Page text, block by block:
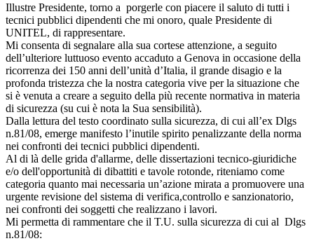
Illustre Presidente, torno a porgerle con piacere il saluto di tutti i
tecnici pubblici dipendenti che mi onoro, quale Presidente di
UNITEL, di rappresentare.
Mi consenta di segnalare alla sua cortese attenzione, a seguito
dell’ulteriore luttuoso evento accaduto a Genova in occasione della
ricorrenza dei 150 anni dell’unità d’Italia, il grande disagio e la
profonda tristezza che la nostra categoria vive per la situazione che
si è venuta a creare a seguito della più recente normativa in materia
di sicurezza (su cui è nota la Sua sensibilità).
Dalla lettura del testo coordinato sulla sicurezza, di cui all’ex Dlgs
n.81/08, emerge manifesto l’inutile spirito penalizzante della norma
nei confronti dei tecnici pubblici dipendenti.
Al di là delle grida d'allarme, delle dissertazioni tecnico-giuridiche
e/o dell'opportunità di dibattiti e tavole rotonde, riteniamo come
categoria quanto mai necessaria un’azione mirata a promuovere una
urgente revisione del sistema di verifica,controllo e sanzionatorio,
nei confronti dei soggetti che realizzano i lavori.
Mi permetta di rammentare che il T.U. sulla sicurezza di cui al Dlgs
n.81/08: